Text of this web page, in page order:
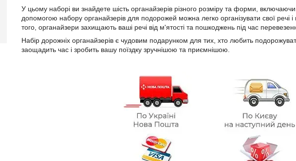
У цьому наборі ви знайдете шість органайзерів різного розміру та форми,
допомогою набору органайзерів для подорожей можна легко організувати свої речі
того, органайзери захищають ваші речі від м'ятості та пошкоджень під час
Набір дорожніх органайзерів є чудовим подарунком для тих, хто любить
заощадить час і зробить вашу поїздку зручнішою та приємнішою.